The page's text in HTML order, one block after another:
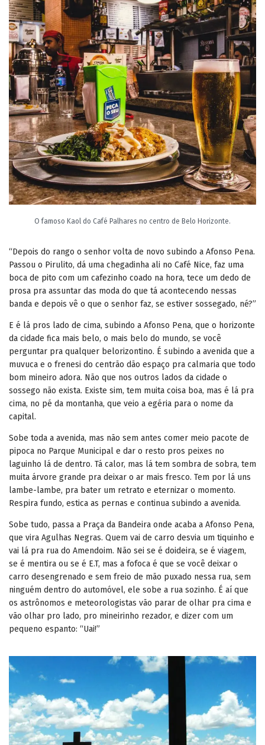
O famoso Kaol do Café Palhares no centro de Belo Horizonte.
“Depois do rango o senhor volta de novo subindo a Afonso Pena.
Passou o Pirulito, dá uma chegadinha ali no Café Nice, faz uma
boca de pito com um cafezinho coado na hora, tece um dedo de
prosa pra assuntar das moda do que tá acontecendo nessas
banda e depois vê o que o senhor faz, se estiver sossegado, né?”
E é lá pros lado de cima, subindo a Afonso Pena, que o horizonte
da cidade fica mais belo, o mais belo do mundo, se você
perguntar pra qualquer belorizontino. É subindo a avenida que a
muvuca e o frenesi do centrão dão espaço pra calmaria que todo
bom mineiro adora. Não que nos outros lados da cidade o
sossego não exista. Existe sim, tem muita coisa boa, mas é lá pra
cima, no pé da montanha, que veio a egéria para o nome da
capital.
Sobe toda a avenida, mas não sem antes comer meio pacote de
pipoca no Parque Municipal e dar o resto pros peixes no
laguinho lá de dentro. Tá calor, mas lá tem sombra de sobra, tem
muita árvore grande pra deixar o ar mais fresco. Tem por lá uns
lambe-lambe, pra bater um retrato e eternizar o momento.
Respira fundo, estica as pernas e continua subindo a avenida.
Sobe tudo, passa a Praça da Bandeira onde acaba a Afonso Pena,
que vira Agulhas Negras. Quem vai de carro desvia um tiquinho e
vai lá pra rua do Amendoim. Não sei se é doideira, se é viagem,
se é mentira ou se é E.T, mas a fofoca é que se você deixar o
carro desengrenado e sem freio de mão puxado nessa rua, sem
ninguém dentro do automóvel, ele sobe a rua sozinho. É aí que
os astrônomos e meteorologistas vão parar de olhar pra cima e
vão olhar pro lado, pro mineirinho rezador, e dizer com um
pequeno espanto: “Uai!”